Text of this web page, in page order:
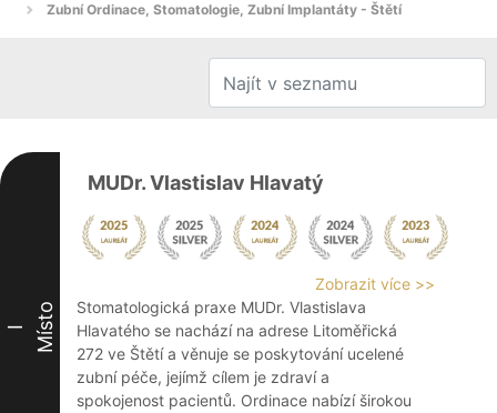
Zubní Ordinace, Stomatologie, Zubní Implantáty - Štětí
I Místo
MUDr. Vlastislav Hlavatý
Zobrazit více >>
Stomatologická praxe MUDr. Vlastislava
Hlavatého se nachází na adrese Litoměřická
272 ve Štětí a věnuje se poskytování ucelené
zubní péče, jejímž cílem je zdraví a
spokojenost pacientů. Ordinace nabízí širokou